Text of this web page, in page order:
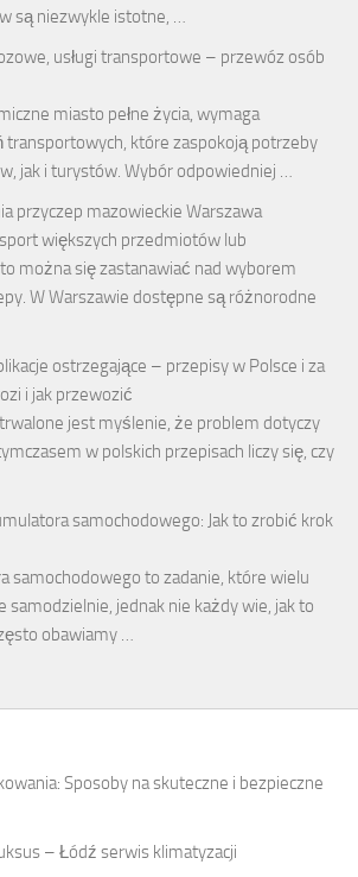
są niezwykle istotne, …
usługi transportowe – przewóz osób
miasto pełne życia, wymaga
transportowych, które zaspokoją potrzeby
jak i turystów. Wybór odpowiedniej …
przyczep mazowieckie Warszawa
większych przedmiotów lub
można się zastanawiać nad wyborem
W Warszawie dostępne są różnorodne
ostrzegające – przepisy w Polsce i za
i jak przewozić
jest myślenie, że problem dotyczy
w polskich przepisach liczy się, czy
samochodowego: Jak to zrobić krok
samochodowego to zadanie, które wielu
samodzielnie, jednak nie każdy wie, jak to
obawiamy …
Sposoby na skuteczne i bezpieczne
– Łódź serwis klimatyzacji